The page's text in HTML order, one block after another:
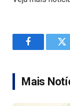
Facebook
Mais